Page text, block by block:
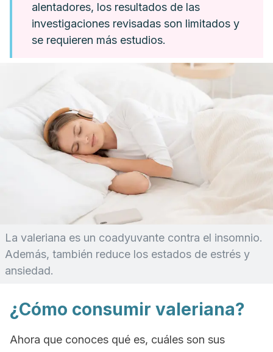
alentadores, los resultados de las
investigaciones revisadas son limitados y
se requieren más estudios.
La valeriana es un coadyuvante contra el insomnio.
Además, también reduce los estados de estrés y
ansiedad.
¿Cómo consumir valeriana?
Ahora que conoces qué es, cuáles son sus